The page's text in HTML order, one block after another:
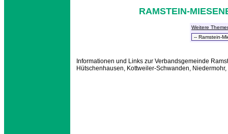
RAMSTEIN-
Weitere
Informationen und Links zur Verbandsgemeinde
Hütschenhausen, Kottweiler-Schwanden,